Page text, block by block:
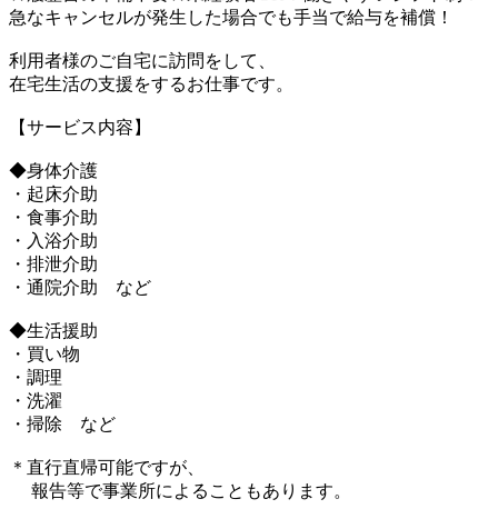
急なキャンセルが発生した場合でも手当で給与を補償！
利用者様のご自宅に訪問をして、
在宅生活の支援をするお仕事です。
【サービス内容】
◆身体介護
・起床介助
・食事介助
・入浴介助
・排泄介助
・通院介助 など
◆生活援助
・買い物
・調理
・洗濯
・掃除 など
＊直行直帰可能ですが、
報告等で事業所によることもあります。